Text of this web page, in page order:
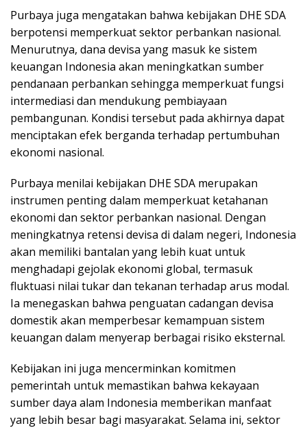
Purbaya juga mengatakan bahwa kebijakan DHE SDA
berpotensi memperkuat sektor perbankan nasional.
Menurutnya, dana devisa yang masuk ke sistem
keuangan Indonesia akan meningkatkan sumber
pendanaan perbankan sehingga memperkuat fungsi
intermediasi dan mendukung pembiayaan
pembangunan. Kondisi tersebut pada akhirnya dapat
menciptakan efek berganda terhadap pertumbuhan
ekonomi nasional.
Purbaya menilai kebijakan DHE SDA merupakan
instrumen penting dalam memperkuat ketahanan
ekonomi dan sektor perbankan nasional. Dengan
meningkatnya retensi devisa di dalam negeri, Indonesia
akan memiliki bantalan yang lebih kuat untuk
menghadapi gejolak ekonomi global, termasuk
fluktuasi nilai tukar dan tekanan terhadap arus modal.
Ia menegaskan bahwa penguatan cadangan devisa
domestik akan memperbesar kemampuan sistem
keuangan dalam menyerap berbagai risiko eksternal.
Kebijakan ini juga mencerminkan komitmen
pemerintah untuk memastikan bahwa kekayaan
sumber daya alam Indonesia memberikan manfaat
yang lebih besar bagi masyarakat. Selama ini, sektor